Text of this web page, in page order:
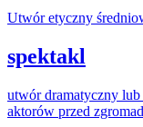
Utwóretyczny
spektakl
utwórdramatyczny lub
aktorów przed